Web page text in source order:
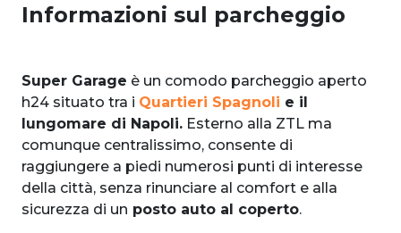
Informazioni sul parcheggio
Super Garage è un comodo parcheggio aperto
h24 situato tra i Quartieri Spagnoli e il
lungomare di Napoli. Esterno alla ZTL ma
comunque centralissimo, consente di
raggiungere a piedi numerosi punti di interesse
della città, senza rinunciare al comfort e alla
sicurezza di un posto auto al coperto.